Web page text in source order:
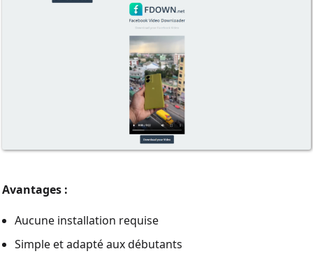
Avantages :
Aucune installation requise
Simple et adapté aux débutants